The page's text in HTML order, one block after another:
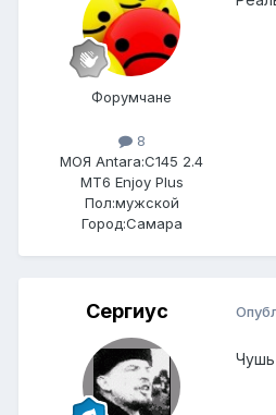
Форумчане
8
МОЯ Antara:C145 2.4
MT6 Enjoy Plus
Пол:мужской
Город:Самара
Сергиус
Чушь